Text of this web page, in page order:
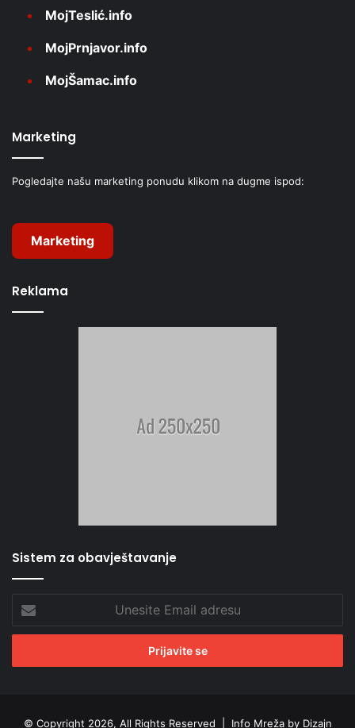
MojTeslić.info
MojPrnjavor.info
MojŠamac.info
Marketing
Pogledajte našu marketing ponudu klikom na dugme ispod:
Marketing
Reklama
Sistem za obavještavanje
Email
adresu
© Copyright 2026, All Rights Reserved | Info Mreža by Dizajn